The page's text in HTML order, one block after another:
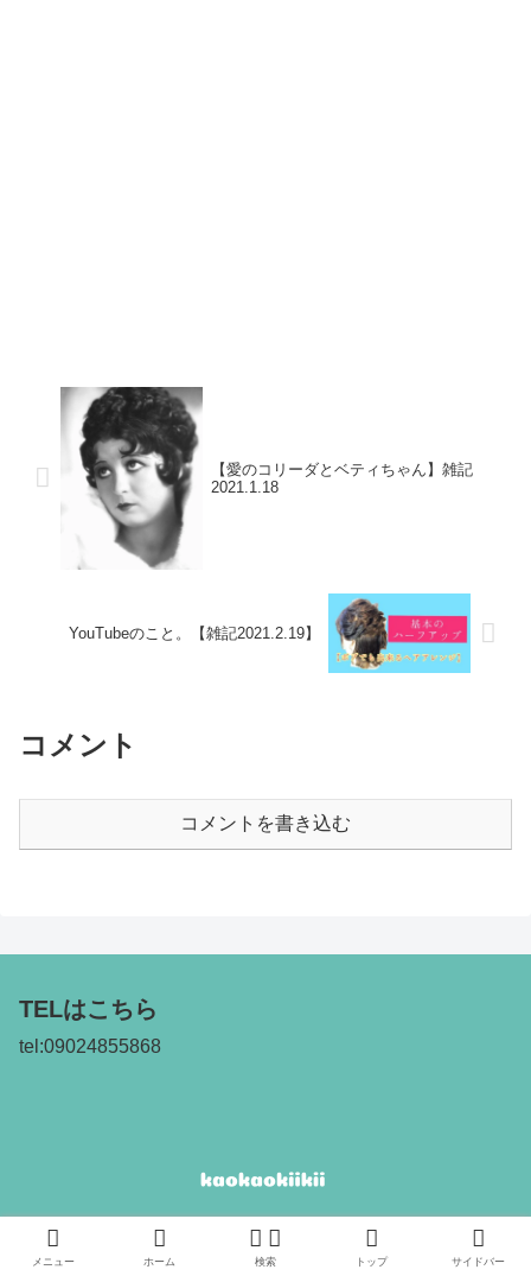
【愛のコリーダとベティちゃん】雑記
2021.1.18
YouTubeのこと。【雑記2021.2.19】
コメント
コメントを書き込む
TELはこちら
tel:09024855868
プライバシーポリシー 免責事項
メニュー ホーム 検索 トップ サイドバー